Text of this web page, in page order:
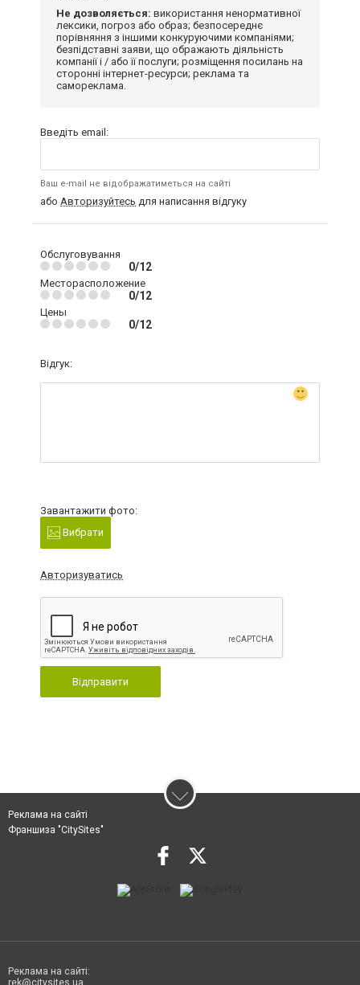
Не дозволяється: використання ненормативної
лексики, погроз або образ; безпосереднє
порівняння з іншими конкуруючими компаніями;
безпідставні заяви, що ображають діяльність
компанії і / або її послуги; розміщення посилань на
сторонні інтернет-ресурси; реклама та
самореклама.
Введіть email:
Ваш e-mail не відображатиметься на сайті
або Авторизуйтесь для написання відгуку
Обслуговування
0/12
Месторасположение
0/12
Цены
0/12
Відгук:
Завантажити фото:
Вибрати
Авторизуватись
Відправити
Реклама на сайті
Франшиза "CitySites"
Реклама на сайті:
rek@citysites.ua